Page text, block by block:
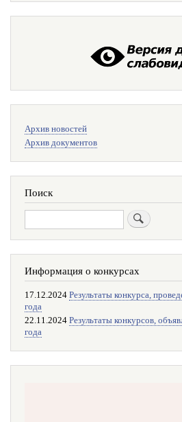
поиска
Архив новостей
Архив документов
Поиск
Поиск
Информация о конкурсах
17.12.2024 Результаты конкурса,
года
22.11.2024 Результаты конкурсов,
года